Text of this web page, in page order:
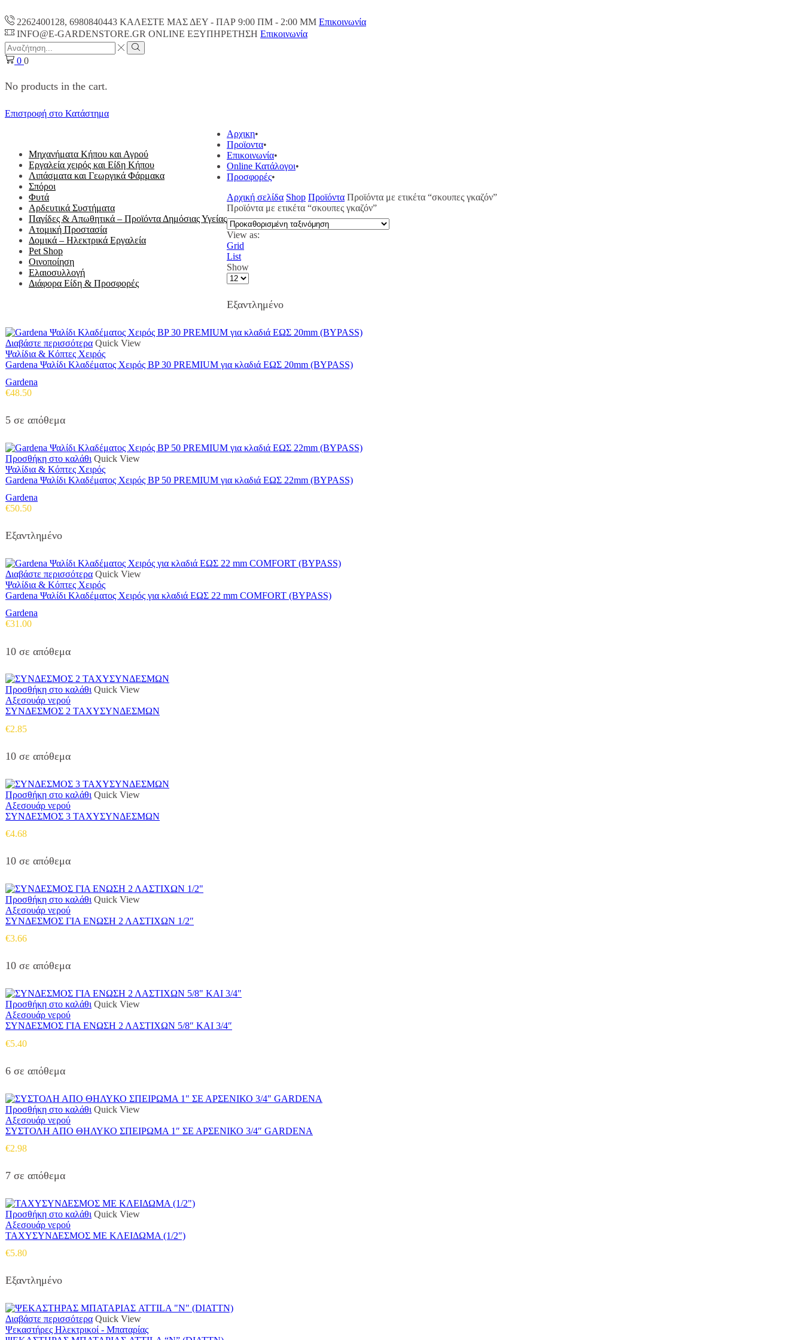
2262400128, 6980840443 ΚΑΛΕΣΤΕ ΜΑΣ ΔΕΥ - ΠΑΡ 9:00 ΠM - 2:00 ΜΜ Επικοινωνία
INFO@E-GARDENSTORE.GR ONLINE ΕΞΥΠΗΡΕΤΗΣH Επικοινωνία
Search
input
Search
0 0
No products in the cart.
Επιστροφή στο Κατάστημα
Μηχανήματα Κήπου και Αγρού
Εργαλεία χειρός και Είδη Κήπου
Λιπάσματα και Γεωργικά Φάρμακα
Σπόροι
Φυτά
Αρδευτικά Συστήματα
Παγίδες & Απωθητικά – Προϊόντα Δημόσιας Υγείας
Ατομική Προστασία
Δομικά – Ηλεκτρικά Εργαλεία
Pet Shop
Οινοποίηση
Ελαιοσυλλογή
Διάφορα Είδη & Προσφορές
Αρχικη
Προϊοντα
Επικοινωνία
Online Κατάλογοι
Προσφορές
Αρχική σελίδα Shop Προϊόντα Προϊόντα με ετικέτα “σκουπες γκαζόν”
Προϊόντα με ετικέτα “σκουπες γκαζόν”
View as:
Grid
List
Show
Products
page
Εξαντλημένο
Διαβάστε περισσότερα Quick View
Ψαλίδια & Κόπτες Χειρός
Gardena Ψαλίδι Κλαδέματος Χειρός BP 30 PREMIUM για κλαδιά ΕΩΣ 20mm (BYPASS)
Gardena
€48.50
5 σε απόθεμα
Προσθήκη στο καλάθι Quick View
Ψαλίδια & Κόπτες Χειρός
Gardena Ψαλίδι Κλαδέματος Χειρός BP 50 PREMIUM για κλαδιά ΕΩΣ 22mm (BYPASS)
Gardena
€50.50
Εξαντλημένο
Διαβάστε περισσότερα Quick View
Ψαλίδια & Κόπτες Χειρός
Gardena Ψαλίδι Κλαδέματος Χειρός για κλαδιά ΕΩΣ 22 mm COMFORT (BYPASS)
Gardena
€31.00
10 σε απόθεμα
Προσθήκη στο καλάθι Quick View
Αξεσουάρ νερού
ΣΥΝΔΕΣΜΟΣ 2 ΤΑΧΥΣΥΝΔΕΣΜΩΝ
€2.85
10 σε απόθεμα
Προσθήκη στο καλάθι Quick View
Αξεσουάρ νερού
ΣΥΝΔΕΣΜΟΣ 3 ΤΑΧΥΣΥΝΔΕΣΜΩΝ
€4.68
10 σε απόθεμα
Προσθήκη στο καλάθι Quick View
Αξεσουάρ νερού
ΣΥΝΔΕΣΜΟΣ ΓΙΑ ΕΝΩΣΗ 2 ΛΑΣΤΙΧΩΝ 1/2″
€3.66
10 σε απόθεμα
Προσθήκη στο καλάθι Quick View
Αξεσουάρ νερού
ΣΥΝΔΕΣΜΟΣ ΓΙΑ ΕΝΩΣΗ 2 ΛΑΣΤΙΧΩΝ 5/8″ ΚΑΙ 3/4″
€5.40
6 σε απόθεμα
Προσθήκη στο καλάθι Quick View
Αξεσουάρ νερού
ΣΥΣΤΟΛΗ ΑΠΟ ΘΗΛΥΚΟ ΣΠΕΙΡΩΜΑ 1″ ΣΕ ΑΡΣΕΝΙΚΟ 3/4″ GARDENA
€2.98
7 σε απόθεμα
Προσθήκη στο καλάθι Quick View
Αξεσουάρ νερού
ΤΑΧΥΣΥΝΔΕΣΜΟΣ ΜΕ ΚΛΕΙΔΩΜΑ (1/2″)
€5.80
Εξαντλημένο
Διαβάστε περισσότερα Quick View
Ψεκαστήρες Ηλεκτρικοί - Μπαταρίας